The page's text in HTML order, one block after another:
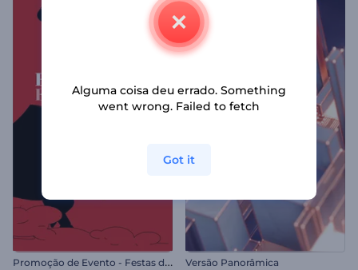
P
romoção de Evento - Festas de São Firmino Versão Panorâmica
Alguma coisa deu errado. Something
went wrong. Failed to fetch
Got it